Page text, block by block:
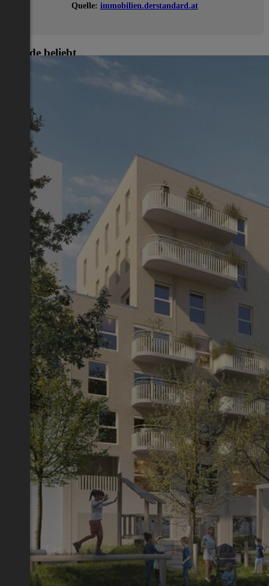
Quelle: immobilien.derstandard.at
Gerade beliebt